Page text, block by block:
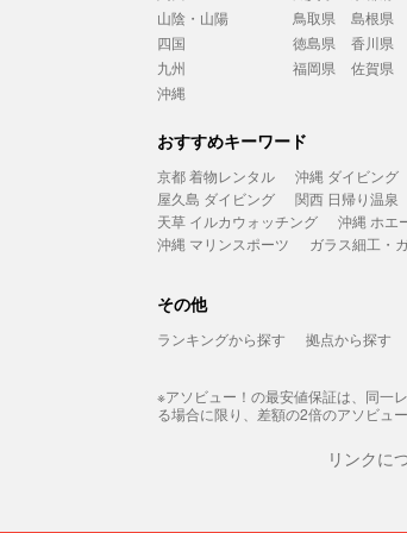
山陰・山陽
鳥取県 島根県
四国
徳島県 香川県
九州
福岡県 佐賀県
沖縄
おすすめキーワード
京都 着物レンタル 沖縄 ダイビング
屋久島 ダイビング
関西 日帰り温泉
天草 イルカウォッチング
沖縄 ホエ
沖縄 マリンスポーツ
ガラス細工・
その他
ランキングから探す 拠点から探す
※アソビュー！の最安値保証は、同一
る場合に限り、差額の2倍のアソビュ
リンクに